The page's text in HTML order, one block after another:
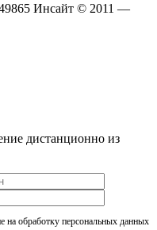
Инсайт © 2011 —
дистанционно из
на обработку персональных данных